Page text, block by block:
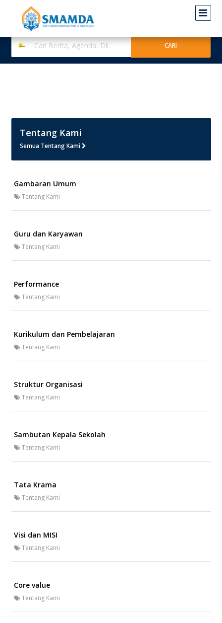
Tentang Kami
Semua Tentang Kami
Gambaran Umum
Tentang Kami
Guru dan Karyawan
Tentang Kami
Performance
Tentang Kami
Kurikulum dan Pembelajaran
Tentang Kami
Struktur Organisasi
Tentang Kami
Sambutan Kepala Sekolah
Tentang Kami
Tata Krama
Tentang Kami
Visi dan MISI
Tentang Kami
Core value
Tentang Kami